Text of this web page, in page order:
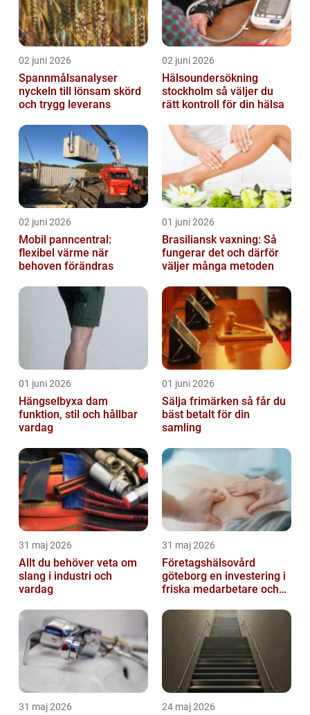
02 juni 2026
Spannmålsanalyser
nyckeln till lönsam skörd
och trygg leverans
02 juni 2026
Hälsoundersökning
stockholm så väljer du
rätt kontroll för din hälsa
02 juni 2026
Mobil panncentral:
flexibel värme när
behoven förändras
01 juni 2026
Brasiliansk vaxning: Så
fungerar det och därför
väljer många metoden
01 juni 2026
Hängselbyxa dam
funktion, stil och hållbar
vardag
01 juni 2026
Sälja frimärken så får du
bäst betalt för din
samling
31 maj 2026
Allt du behöver veta om
slang i industri och
vardag
31 maj 2026
Företagshälsovård
göteborg en investering i
friska medarbetare och
31 maj 2026 24 maj 2026